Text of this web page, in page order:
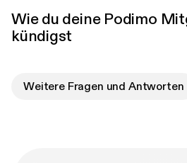
Wie du deine Podimo
kündigst
Weitere Fragen und Antworten